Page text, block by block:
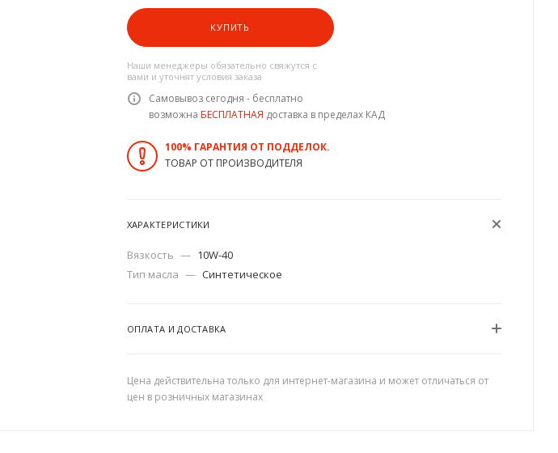
КУПИТЬ
Наши менеджеры обязательно свяжутся с
вами и уточнят условия заказа
Самовывоз сегодня - бесплатно
возможна БЕСПЛАТНАЯ доставка в пределах КАД
100% ГАРАНТИЯ ОТ ПОДДЕЛОК.
ТОВАР ОТ ПРОИЗВОДИТЕЛЯ
ХАРАКТЕРИСТИКИ
Вязкость — 10W-40
Тип масла — Синтетическое
ОПЛАТА И ДОСТАВКА
Цена действительна только для интернет-магазина и может отличаться от
цен в розничных магазинах